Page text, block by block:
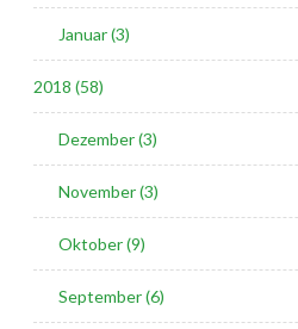
Januar (3)
2018 (58)
Dezember (3)
November (3)
Oktober (9)
September (6)